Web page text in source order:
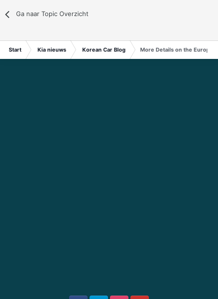
Ga naar Topic Overzicht
Start Kia nieuws Korean Car Blog More Details on the